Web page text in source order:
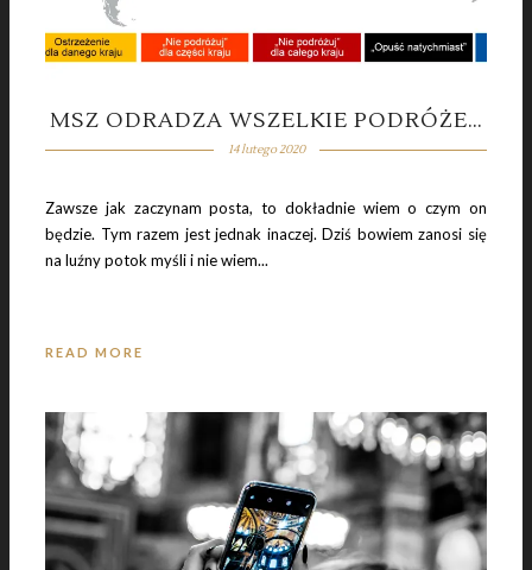
MSZ ODRADZA WSZELKIE PODRÓŻE…
14 lutego 2020
Zawsze jak zaczynam posta, to dokładnie wiem o czym on
będzie. Tym razem jest jednak inaczej. Dziś bowiem zanosi się
na luźny potok myśli i nie wiem...
READ MORE